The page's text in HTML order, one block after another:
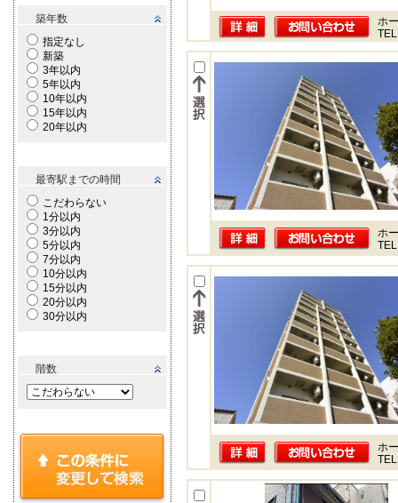
築年数
指定なし
新築
3年以内
5年以内
10年以内
15年以内
20年以内
最寄駅までの時間
こだわらない
1分以内
3分以内
5分以内
7分以内
10分以内
15分以内
20分以内
30分以内
階数
ホ
ホ
ホ